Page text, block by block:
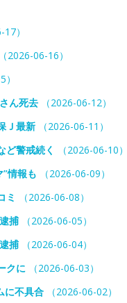
）
（2026-06-16）
ん死去 （2026-06-12）
Ｊ最新 （2026-06-11）
警戒続く
（2026-06-10）
情報も （2026-06-09）
ミ
（2026-06-08）
捕（2026-06-05）
捕（2026-06-04）
クに （2026-06-03）
に不具合 （2026-06-02）